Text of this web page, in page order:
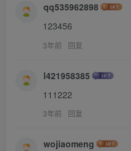
qq535962898
123456
3年前 回复
l421958385
111222
3年前 回复
wojiaomeng